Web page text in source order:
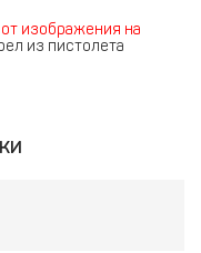
из пистолета
прижать носик к
изображения на